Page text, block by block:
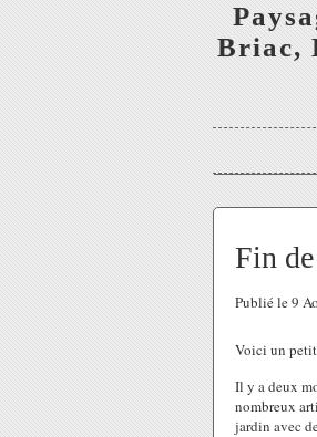
Briac,
Fin
Publié le 9
Voici un petit
Il y a deux
nombreux
jardin avec